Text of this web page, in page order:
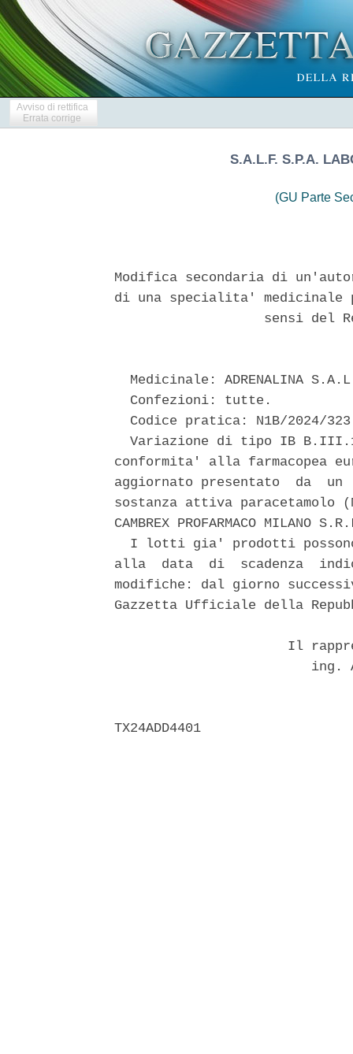
Avviso di rettifica
Errata corrige
S.A.L.F. S.P.A.
(GU Parte
Modifica secondaria di
di una specialita' medicinale
sensi del
Medicinale: ADRENALINA
  Confezioni: tutte.
Codice pratica: N1B/2024/
Variazione di tipo IB
conformita' alla farmacopea
aggiornato presentato  da
sostanza attiva paracetamolo
CAMBREX PROFARMACO MILANO
I lotti gia' prodotti
alla  data  di  scadenza
modifiche: dal giorno
Gazzetta Ufficiale della
Il